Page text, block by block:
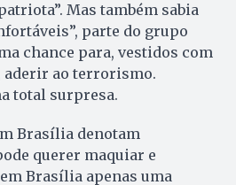
Mas também sabia
parte do grupo
chance para, vestidos com
aderir ao terrorismo.
total surpresa.
Brasília denotam
querer maquiar e
Brasília apenas uma